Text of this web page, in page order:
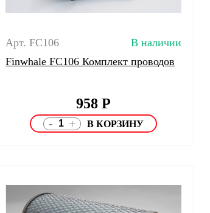
Арт. FC106
В наличии
Finwhale FC106 Комплект проводов
958Р
- +